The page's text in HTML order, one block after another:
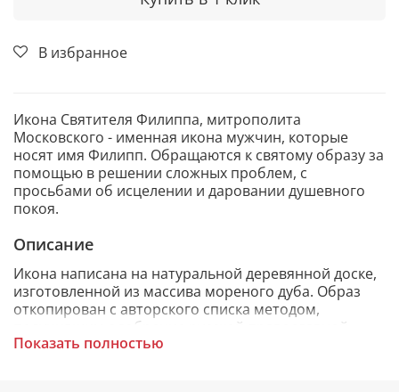
В избранное
Икона Святителя Филиппа, митрополита
Московского - именная икона мужчин, которые
носят имя Филипп. Обращаются к святому образу за
помощью в решении сложных проблем, с
просьбами об исцелении и даровании душевного
покоя.
Описание
Икона написана на натуральной деревянной доске,
изготовленной из массива мореного дуба. Образ
откопирован с авторского списка методом,
получившим одобрение русской православной
церкви.
Показать полностью